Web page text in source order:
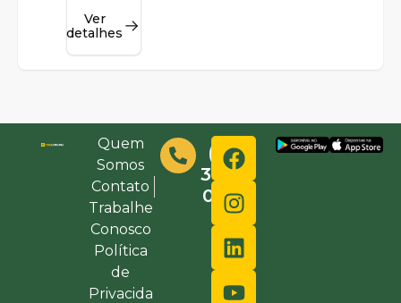
Ver
detalhes
Quem
Somos
Contato
Trabalhe
Conosco
Política
de
Privacida
(48)
3632-
0000